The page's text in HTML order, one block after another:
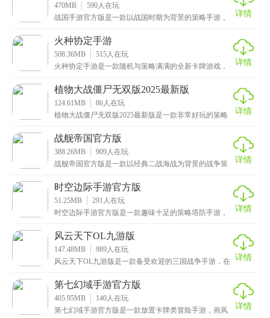
470MB 590 人在玩
战国手游官方版是一款以战国时期为背景的策略手游，
颇、
详情
火种协定手游
508.36MB 515 人在玩
火种协定手游是一款随机与策略满满的全新卡牌游戏，
冒险
详情
植物大战僵尸无双版2025最新版
124.61MB 86 人在玩
植物大战僵尸无双版2025最新版是一款非常好玩的策略
详情
战舰帝国官方版
388.26MB 909 人在玩
战舰帝国官方版是一款以经典二战海战为背景的战争策
论是
详情
时空边际手游官方版
51.25MB 291 人在玩
时空边际手游官方版是一款趣味十足的策略塔防手游，
计
详情
风云天下OL九游版
147.48MB 989 人在玩
风云天下OL九游版是一款备受欢迎的三国战争手游，在
佳
详情
第七幻域手游官方版
405.95MB 140 人在玩
第七幻域手游官方版是一款放置卡牌类冒险手游，画风
详情